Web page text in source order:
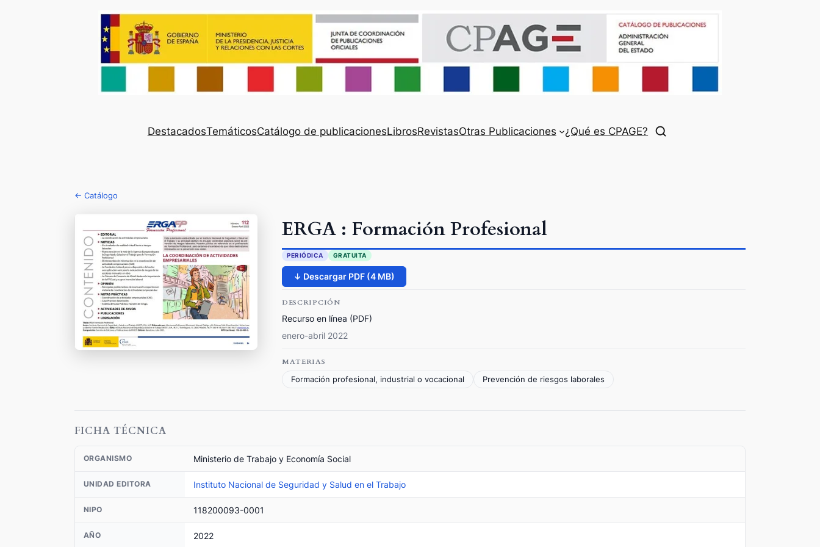
DestacadosTemáticosCatálogo de publicacionesLibrosRevistasOtras Publicaciones ¿Qué es CPAGE?
← Catálogo
ERGA : Formación Profesional
PERIÓDICA GRATUITA
↓ Descargar PDF (4 MB)
DESCRIPCIÓN
Recurso en línea (PDF)
enero-abril 2022
MATERIAS
Formación profesional, industrial o vocacional
Prevención de riesgos laborales
FICHA TÉCNICA
ORGANISMO Ministerio de Trabajo y Economía Social
UNIDAD EDITORA Instituto Nacional de Seguridad y Salud en el Trabajo
NIPO 118200093-0001
AÑO 2022